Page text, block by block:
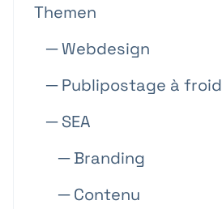
Themen
─ Webdesign
─ Publipostage à froid
─ SEA
─ Branding
─ Contenu